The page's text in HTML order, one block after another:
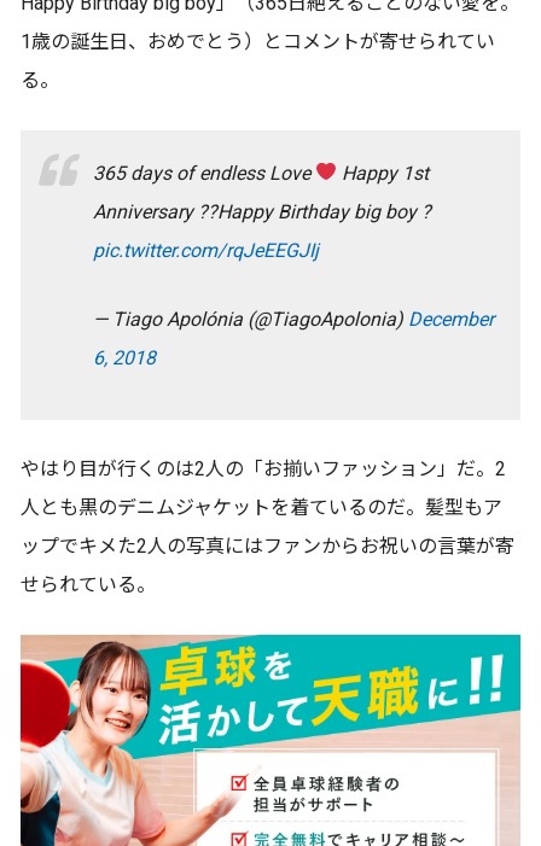
1歳の誕生日、おめでとう）とコメントが寄せられてい
る。
365 days of endless Love
Happy 1st
Anniversary ??Happy Birthday big boy ?
pic.twitter.com/rqJeEEGJIj
— Tiago Apolónia (@TiagoApolonia) December
6, 2018
やはり目が行くのは2人の「お揃いファッション」だ。2
人とも黒のデニムジャケットを着ているのだ。髪型もア
ップでキメた2人の写真にはファンからお祝いの言葉が寄
せられている。